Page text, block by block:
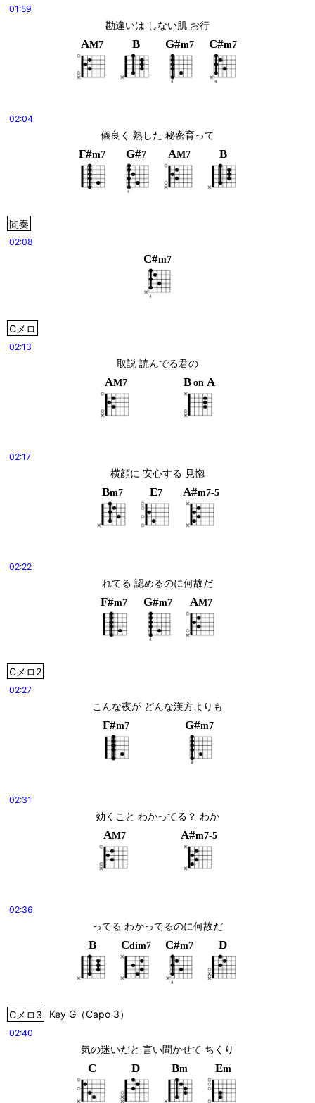
01:59
勘違いは しない肌 お行
AM7 B G#m7 C#m7
02:04
儀良く 熟した 秘密育って
F#m7 G#7 AM7 B
間奏
02:08
C#m7
Cメロ
02:13
取説 読んでる君の
AM7 B on A
02:17
横顔に 安心する 見惚
Bm7 E7 A#m7-5
02:22
れてる 認めるのに何故だ
F#m7 G#m7 AM7
Cメロ2
02:27
こんな夜が どんな漢方よりも
F#m7 G#m7
02:31
効くこと わかってる？ わか
AM7 A#m7-5
02:36
ってる わかってるのに何故だ
B Cdim7 C#m7 D
Cメロ3 Key G（Capo 3）
02:40
気の迷いだと 言い聞かせて ちくり
C D Bm Em